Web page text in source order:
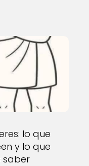
lo que
y lo que
saber